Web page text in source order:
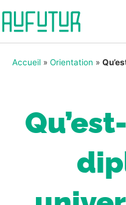
Accueil » Orientation »